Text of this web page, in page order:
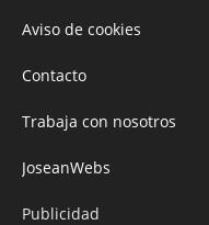
Aviso de cookies
Contacto
Trabaja con nosotros
JoseanWebs
Publicidad